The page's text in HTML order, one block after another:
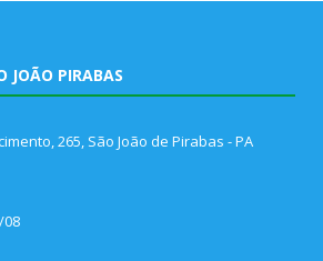
JOÃO PIRABAS
265, São João de Pirabas - PA
08